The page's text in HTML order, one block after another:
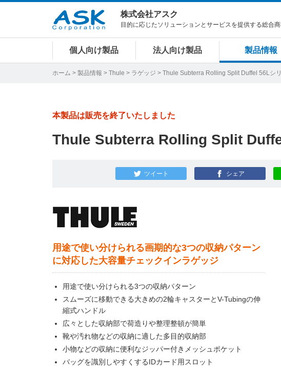
株式会社アスク
目的に応じたソリューションとサービスを提供する総合
個人向け製品 法人向け製品 製品情報
ホーム > 製品情報 > Thule > ラゲッジ > Thule Subterra Rolling Split Duffel 56Lシ
本製品は販売を終了いたしました
Thule Subterra Rolling Split
ツイート シェア
用途で使い分けられる画期的な3つの収納パターン
に対応した大容量チェックインラゲッジ
用途で使い分けられる3つの収納パターン
スムーズに移動できる大きめの2輪キャスターとV-Tubingの伸
縮式ハンドル
広々とした収納部で荷造りや整理整頓が簡単
靴や汚れ物などの収納に適した多目的収納部
小物などの収納に便利なジッパー付きメッシュポケット
バッグを識別しやすくするIDカード用スロット